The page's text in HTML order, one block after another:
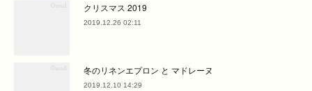
クリスマス 2019
2019.12.26 02:11
冬のリネンエプロン と マドレーヌ
2019.12.10 14:29